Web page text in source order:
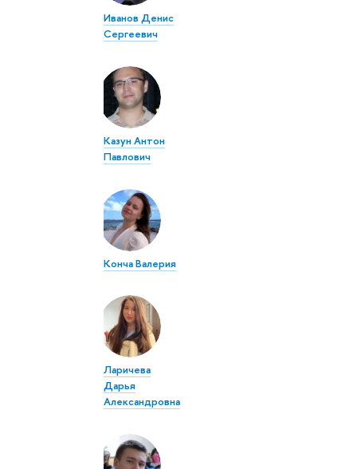
Иванов Денис
Сергеевич
Казун Антон
Павлович
Конча Валерия
Ларичева
Дарья
Александровна